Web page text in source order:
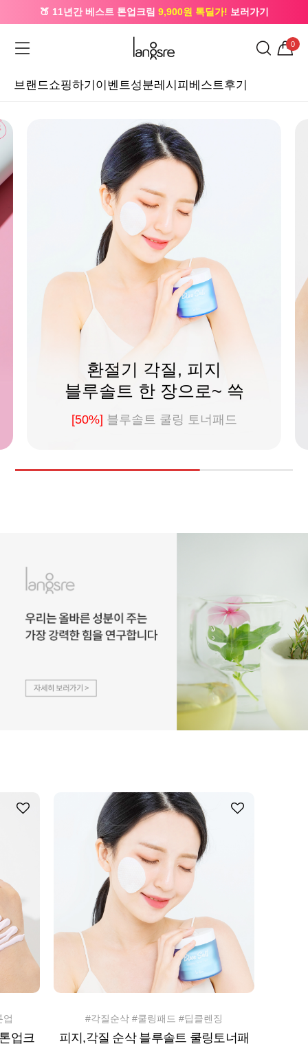
🍑 11년간 베스트 톤업크림 9,900원 톡딜가! 보러가기
5,000원
0
브랜드쇼핑하기 이벤트성분레시피 베스트후기
환절기 각질, 피지
블루솔트 한 장으로~ 쓱
[50%] 블루솔트 쿨링 토너패드
업
업크
#각질순삭 #쿨링패드 #딥클렌징
피지,각질 순삭 블루솔트 쿨링토너패